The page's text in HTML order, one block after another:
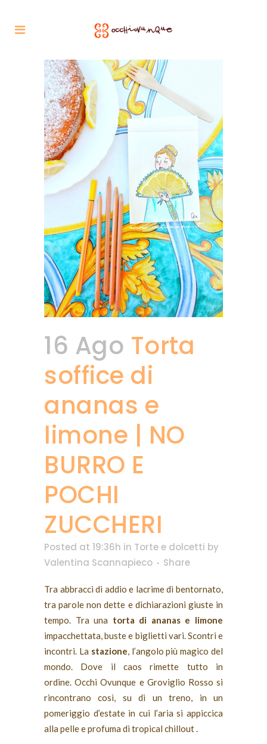
16 Ago Torta
soffice di
ananas e
limone | NO
BURRO E
POCHI
ZUCCHERI
Posted at 19:36h in Torte e dolcetti by
Valentina Scannapieco
Share
Tra abbracci di addio e lacrime di bentornato,
tra parole non dette e dichiarazioni giuste in
tempo. Tra una torta di ananas e limone
impacchettata, buste e biglietti vari. Scontri e
incontri. La stazione, l’angolo più magico del
mondo. Dove il caos rimette tutto in
ordine. Occhi Ovunque e Groviglio Rosso si
rincontrano così, su di un treno, in un
pomeriggio d’estate in cui l’aria si appiccica
alla pelle e profuma di tropical chillout .